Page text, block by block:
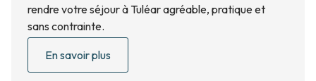
rendre votre séjour à Tuléar agréable, pratique et
sans contrainte.
En savoir plus